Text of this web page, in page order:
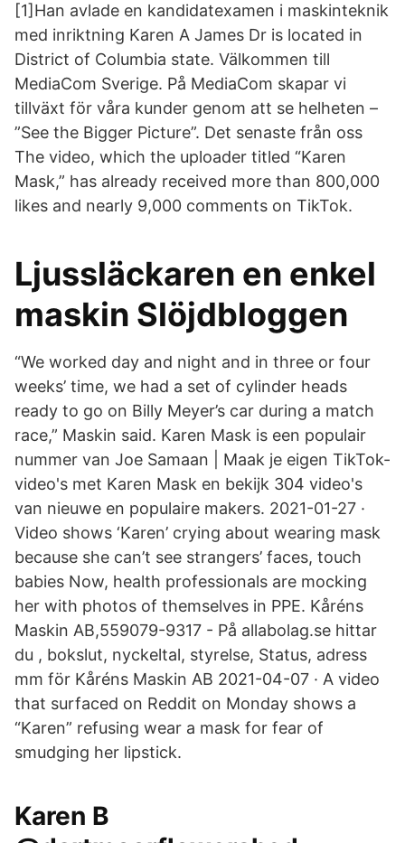
[1]Han avlade en kandidatexamen i maskinteknik
med inriktning Karen A James Dr is located in
District of Columbia state. Välkommen till
MediaCom Sverige. På MediaCom skapar vi
tillväxt för våra kunder genom att se helheten –
”See the Bigger Picture”. Det senaste från oss
The video, which the uploader titled “Karen
Mask,” has already received more than 800,000
likes and nearly 9,000 comments on TikTok.
Ljussläckaren en enkel
maskin Slöjdbloggen
“We worked day and night and in three or four
weeks’ time, we had a set of cylinder heads
ready to go on Billy Meyer’s car during a match
race,” Maskin said. Karen Mask is een populair
nummer van Joe Samaan | Maak je eigen TikTok-
video's met Karen Mask en bekijk 304 video's
van nieuwe en populaire makers. 2021-01-27 ·
Video shows ‘Karen’ crying about wearing mask
because she can’t see strangers’ faces, touch
babies Now, health professionals are mocking
her with photos of themselves in PPE. Kåréns
Maskin AB,559079-9317 - På allabolag.se hittar
du , bokslut, nyckeltal, styrelse, Status, adress
mm för Kåréns Maskin AB 2021-04-07 · A video
that surfaced on Reddit on Monday shows a
“Karen” refusing wear a mask for fear of
smudging her lipstick.
Karen B